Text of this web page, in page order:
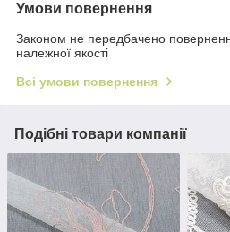
Умови повернення
Законом не передбачено
належної якості
Всі умови повернення
Подібні товари компанії